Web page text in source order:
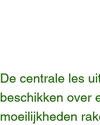
De centrale les
beschikken over
moeilijkheden